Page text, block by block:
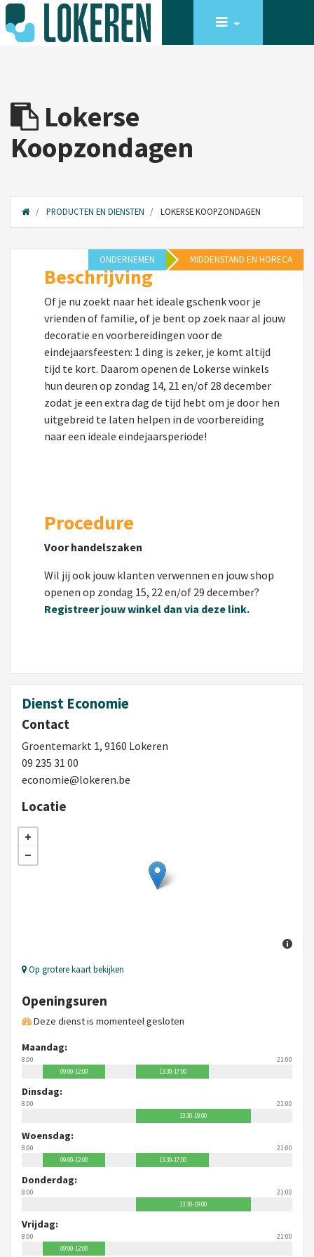
Lokerse
Koopzondagen
PRODUCTEN EN DIENSTEN LOKERSE KOOPZONDAGEN
ONDERNEMEN MIDDENSTAND EN HORECA
Beschrijving
Of je nu zoekt naar het ideale gschenk voor je
vrienden of familie, of je bent op zoek naar al jouw
decoratie en voorbereidingen voor de
eindejaarsfeesten: 1 ding is zeker, je komt altijd
tijd te kort. Daarom openen de Lokerse winkels
hun deuren op zondag 14, 21 en/of 28 december
zodat je een extra dag de tijd hebt om je door hen
uitgebreid te laten helpen in de voorbereiding
naar een ideale eindejaarsperiode!
Procedure
Voor handelszaken
Wil jij ook jouw klanten verwennen en jouw shop
openen op zondag 15, 22 en/of 29 december?
Registreer jouw winkel dan via deze link.
Dienst Economie
Contact
Groentemarkt 1, 9160 Lokeren
09 235 31 00
economie@lokeren.be
Locatie
Op grotere kaart bekijken
Openingsuren
Deze dienst is momenteel gesloten
Maandag:
8:00 21:00
09:00-12:00 13:30-17:00
Dinsdag:
8:00 21:00
13:30-19:00
Woensdag:
8:00 21:00
09:00-12:00 13:30-17:00
Donderdag:
8:00 21:00
13:30-19:00
Vrijdag:
8:00 21:00
09:00-12:00